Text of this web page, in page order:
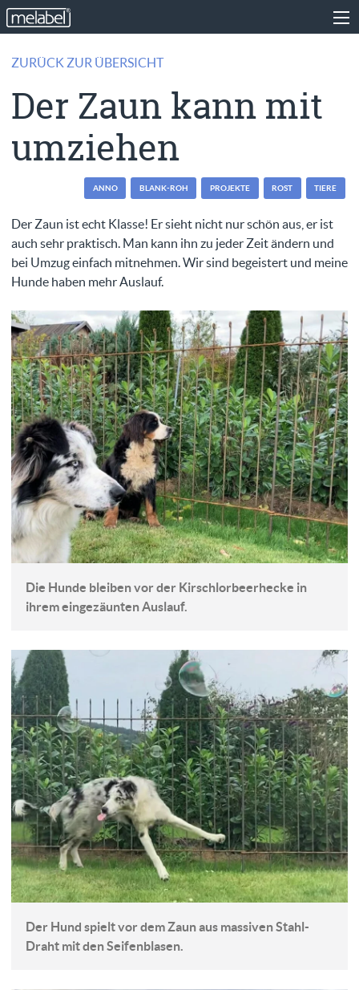
ZURÜCK ZUR ÜBERSICHT
Der Zaun kann mit
umziehen
ANNO BLANK-ROH PROJEKTE ROST TIERE
Der Zaun ist echt Klasse! Er sieht nicht nur schön aus, er ist
auch sehr praktisch. Man kann ihn zu jeder Zeit ändern und
bei Umzug einfach mitnehmen. Wir sind begeistert und meine
Hunde haben mehr Auslauf.
Die Hunde bleiben vor der Kirschlorbeerhecke in
ihrem eingezäunten Auslauf.
Der Hund spielt vor dem Zaun aus massiven Stahl-
Draht mit den Seifenblasen.